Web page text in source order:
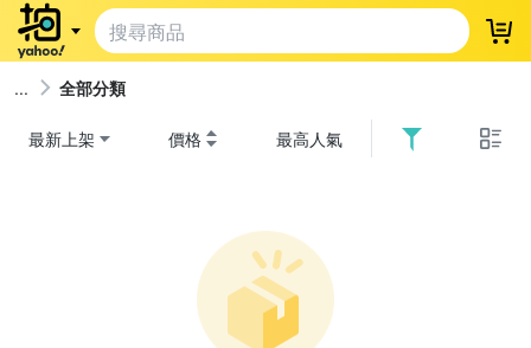
登
全部分類
最新上架 價格 最高人氣